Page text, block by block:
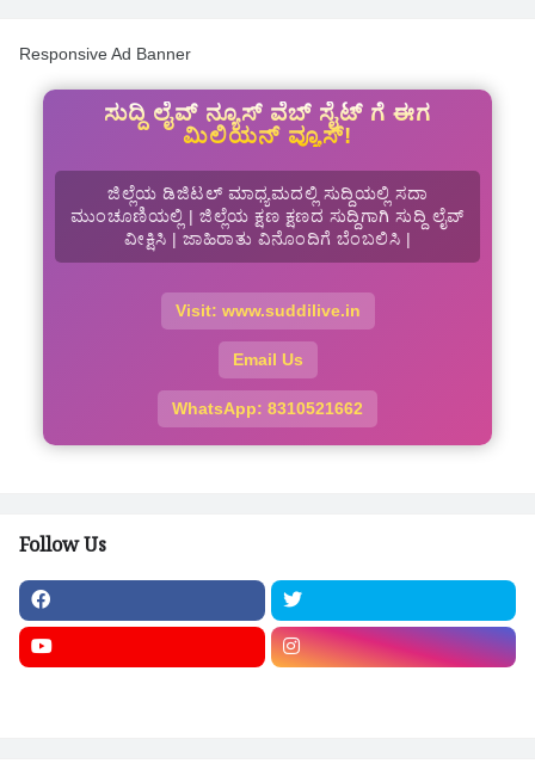
Responsive Ad Banner
ಸುದ್ದಿ ಲೈವ್ ನ್ಯೂಸ್ ವೆಬ್ ಸೈಟ್ ಗೆ ಈಗ
ಮಿಲಿಯನ್ ವ್ಯೂಸ್!
ಜಿಲ್ಲೆಯ ಡಿಜಿಟಲ್ ಮಾಧ್ಯಮದಲ್ಲಿ ಸುದ್ದಿಯಲ್ಲಿ ಸದಾ
ಮುಂಚೂಣಿಯಲ್ಲಿ | ಜಿಲ್ಲೆಯ ಕ್ಷಣ ಕ್ಷಣದ ಸುದ್ದಿಗಾಗಿ ಸುದ್ದಿ ಲೈವ್
ವೀಕ್ಷಿಸಿ | ಜಾಹಿರಾತು ವಿನೊಂದಿಗೆ ಬೆಂಬಲಿಸಿ |
Visit: www.suddilive.in
Email Us
WhatsApp: 8310521662
Follow Us